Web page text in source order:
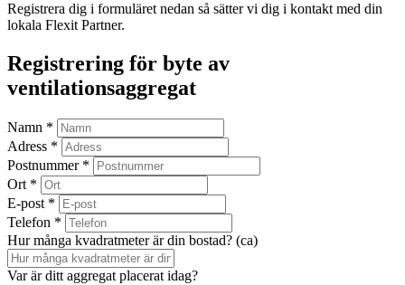
Registrera dig i formuläret nedan så sätter vi dig i kontakt med din
lokala Flexit Partner.
Registrering för byte av
ventilationsaggregat
Namn *
Adress *
Postnummer *
Ort *
E-post *
Telefon *
Hur många kvadratmeter är din bostad? (ca)
Var är ditt aggregat placerat idag?